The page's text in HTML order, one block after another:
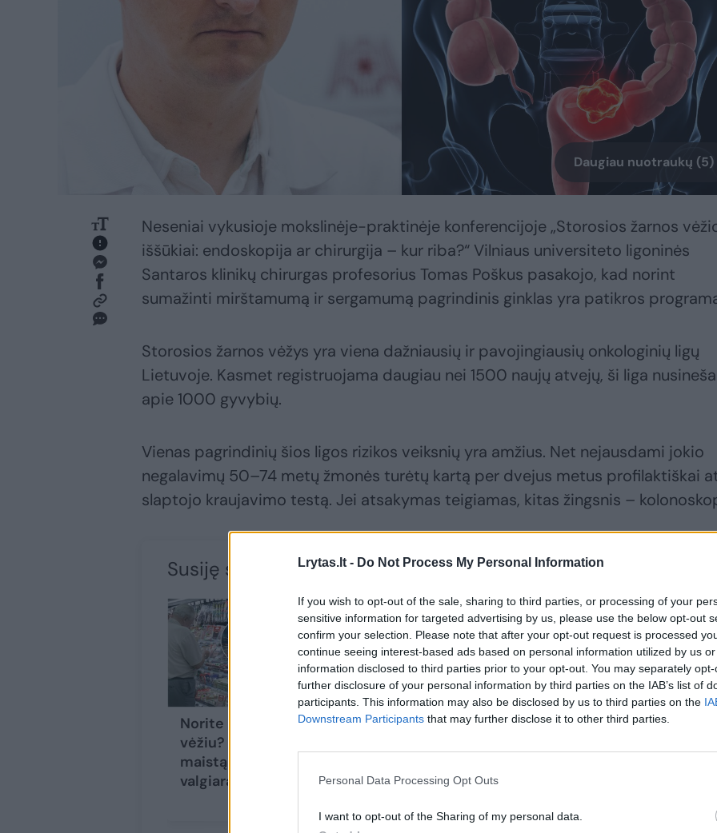
Lrytas.lt - Do Not Process My Personal Information
If you wish to opt-out of the sale, sharing to third parties, or processing of your
sensitive information for targeted advertising by us, please use the below opt-out
confirm your selection. Please note that after your opt-out request is processed
continue seeing interest-based ads based on personal information utilized by us
information disclosed to third parties prior to your opt-out. You may separately
further disclosure of your personal information by third parties on the IAB’s list of
participants. This information may also be disclosed by us to third parties on the
Downstream Participants that may further disclose it to other third parties.
Personal Data Processing Opt Outs
I want to opt-out of the Sharing of my personal data.
Daugiau nuotraukų (5)
Neseniai vykusioje mokslinėje-praktinėje konferencijoje „Storosios žarnos
iššūkiai: endoskopija ar chirurgija – kur riba?“ Vilniaus universiteto ligoninės
Santaros klinikų chirurgas profesorius Tomas Poškus pasakojo, kad norint
sumažinti mirštamumą ir sergamumą pagrindinis ginklas yra patikros
Storosios žarnos vėžys yra viena dažniausių ir pavojingiausių onkologinių ligų
Lietuvoje. Kasmet registruojama daugiau nei 1500 naujų atvejų, ši liga nusineša
apie 1000 gyvybių.
Vienas pagrindinių šios ligos rizikos veiksnių yra amžius. Net nejausdami jokio
negalavimų 50–74 metų žmonės turėtų kartą per dvejus metus profilaktiškai
slaptojo kraujavimo testą. Jei atsakymas teigiamas, kitas žingsnis –
Susiję straipsniai
Norite nesirgti
vėžiu? Išbraukite šį
maistą iš savo
valgiaraščio
Vėžio instituto
kosmiškai brangų
vėlyvų ligos
5 požymiai, kurie